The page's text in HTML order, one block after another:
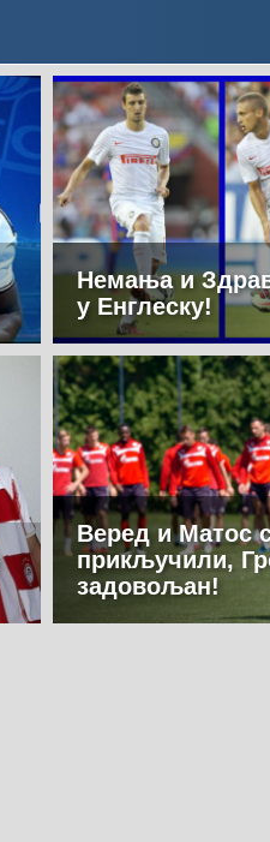
Немања и
у Енглеску!
Веред и Матос
прикључили,
задовољан!